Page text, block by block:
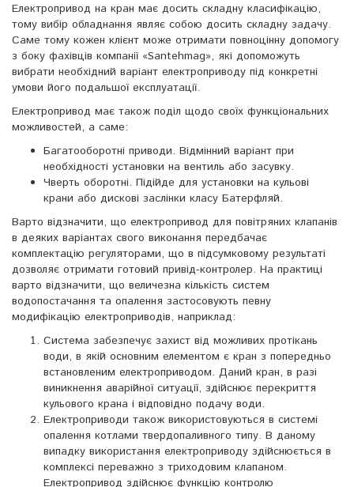
Електропривод на кран має досить складну класифікацію,
тому вибір обладнання являє собою досить складну задачу.
Саме тому кожен клієнт може отримати повноцінну допомогу
з боку фахівців компанії «Santehmag», які допоможуть
вибрати необхідний варіант електроприводу під конкретні
умови його подальшої експлуатації.
Електропривод має також поділ щодо своїх функціональних
можливостей, а саме:
Багатооборотні приводи. Відмінний варіант при
необхідності установки на вентиль або засувку.
Чверть оборотні. Підійде для установки на кульові
крани або дискові заслінки класу Батерфляй.
Варто відзначити, що електропривод для повітряних клапанів
в деяких варіантах свого виконання передбачає
комплектацію регуляторами, що в підсумковому результаті
дозволяє отримати готовий привід-контролер. На практиці
варто відзначити, що величезна кількість систем
водопостачання та опалення застосовують певну
модифікацію електроприводів, наприклад:
Система забезпечує захист від можливих протікань
води, в якій основним елементом є кран з попередньо
встановленим електроприводом. Даний кран, в разі
виникнення аварійної ситуації, здійснює перекриття
кульового крана і відповідно подачу води.
Електроприводи також використовуються в системі
опалення котлами твердопаливного типу. В даному
випадку використання електроприводу здійснюється в
комплексі переважно з триходовим клапаном.
Електропривод здійснює функцію контролю